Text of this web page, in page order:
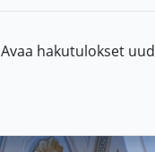
Avaa hakutulokset